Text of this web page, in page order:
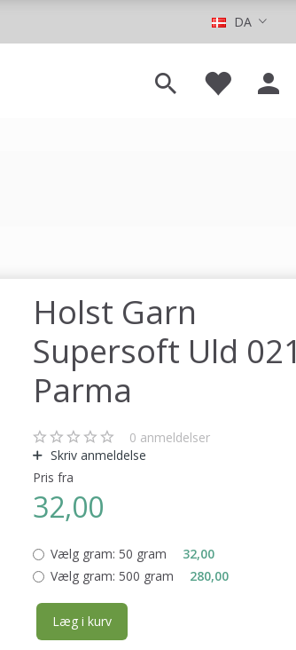
DA
Holst Garn
Supersoft Uld 021
Parma
0 anmeldelser
Skriv anmeldelse
Pris fra
32,00
Vælg gram: 50 gram
32,00
Vælg gram: 500 gram 280,00
Læg i kurv